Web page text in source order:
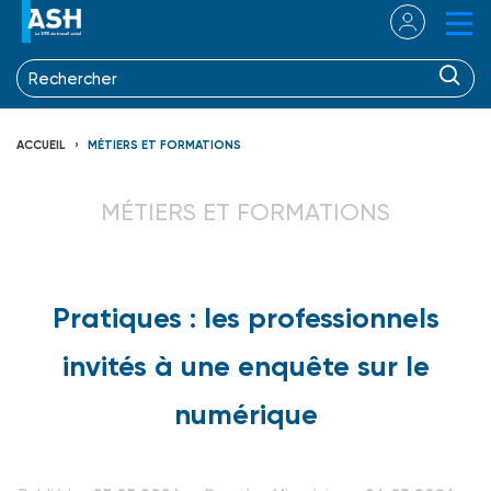
ACCUEIL MÉTIERS ET FORMATIONS
MÉTIERS ET FORMATIONS
Pratiques : les professionnels
invités à une enquête sur le
numérique